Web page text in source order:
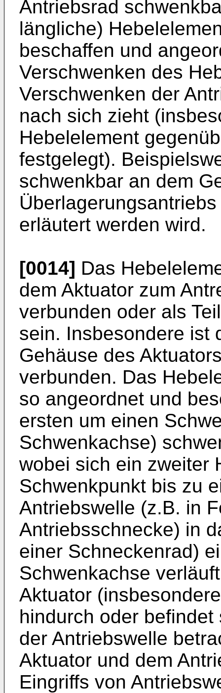
Antriebsrad
längliche)
beschaffen und
Verschwenken des
Verschwenken der
nach sich zieht
Hebelelement
festgelegt).
schwenkbar an dem
erläutert werden wird.
[0014] Das
dem Aktuator zum
verbunden oder als
sein. Insbesondere ist
Gehäuse des
verbunden. Das
so angeordnet und
ersten um einen
Schwenkachse)
wobei sich ein zweiter
Schwenkpunkt bis zu
Antriebswelle (z.B. in
Antriebsschnecke) in
einer Schneckenrad)
Schwenkachse
Aktuator
hindurch oder
der Antriebswelle
Aktuator und dem
Eingriffs von